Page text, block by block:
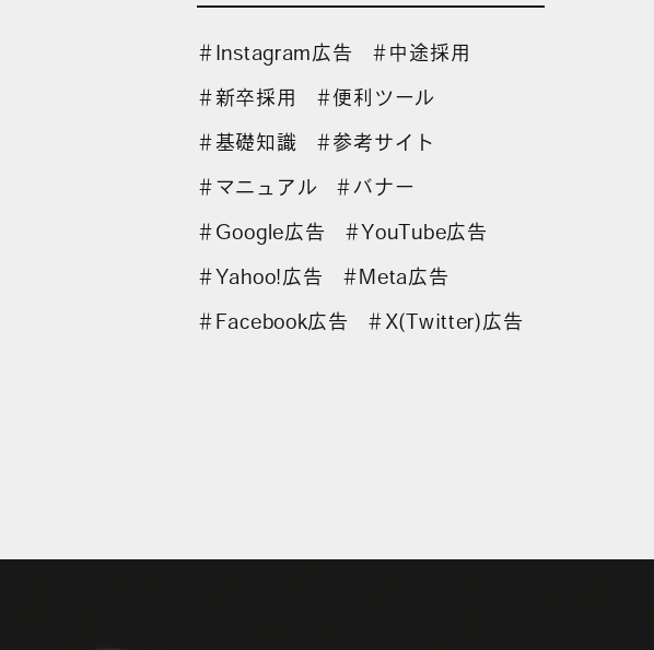
＃ Instagram広告 ＃ 中途採用
＃新卒採用 ＃便利ツール
＃ 基礎知識 ＃参考サイト
＃ マニュアル ＃ バナー
＃ Google広告 ＃YouTube広告
＃Yahoo!広告 ＃ Meta広告
＃ Facebook広告 ＃ X(Twitter)広告